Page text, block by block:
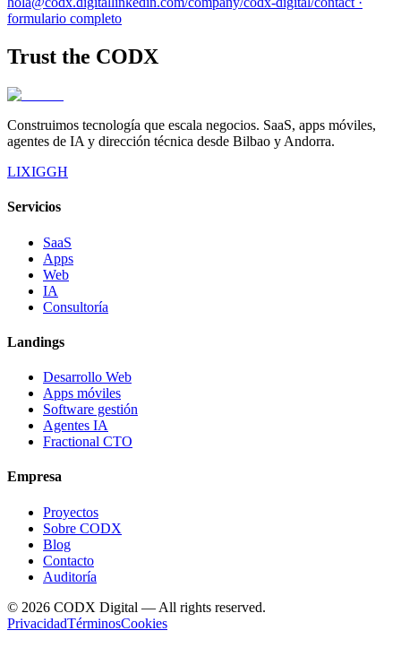
formulario completo
Trust the CODX
Construimos tecnología que escala negocios. SaaS, apps móviles,
agentes de IA y dirección técnica desde Bilbao y Andorra.
LIXIGGH
Servicios
SaaS
Apps
Web
IA
Consultoría
Landings
Desarrollo Web
Apps móviles
Software gestión
Agentes IA
Fractional CTO
Empresa
Proyectos
Sobre CODX
Blog
Contacto
Auditoría
© 2026 CODX Digital — All rights reserved.
PrivacidadTérminosCookies